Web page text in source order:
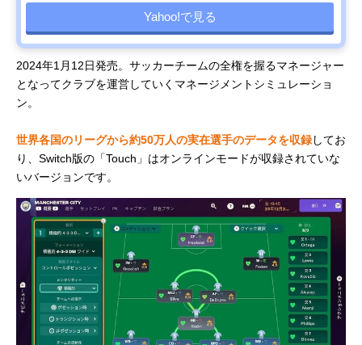
Yahoo!で見る
2024年1月12日発売。サッカーチームの全権を握るマネージャー
となってクラブを運営していくマネージメントシミュレーショ
ン。
世界各国のリーグから約50万人の実在選手のデータを収録してお
り、Switch版の「Touch」はオンラインモードが収録されていな
いバージョンです。